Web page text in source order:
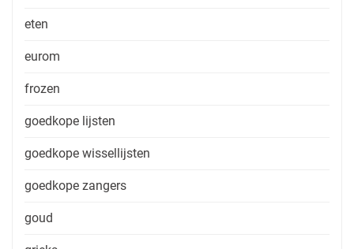
eten
eurom
frozen
goedkope lijsten
goedkope wissellijsten
goedkope zangers
goud